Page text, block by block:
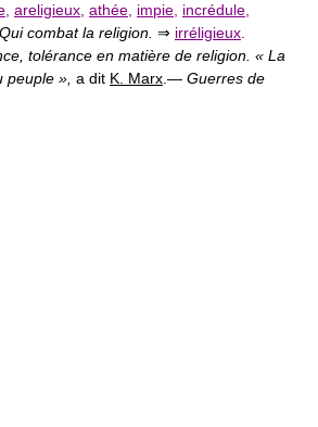
areligieux athée impie incrédule
Qui combat la religion. ⇒ irréligieux
tolérance en matière de religion. « La
peuple », a dit K. Marx — Guerres de